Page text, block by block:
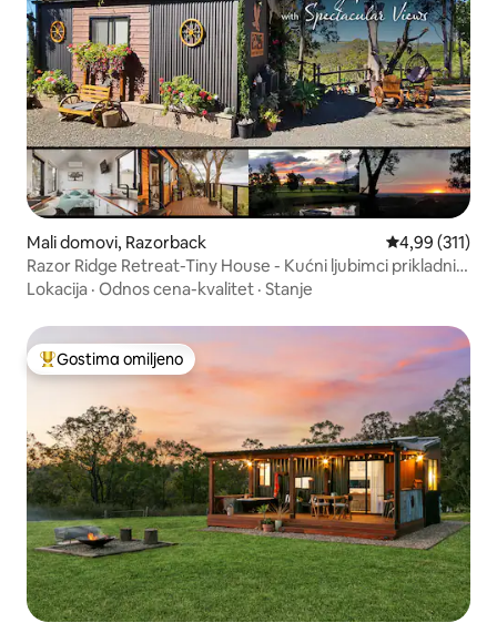
Mali domovi, Razorback Prosečna
4,99 (311)
Razor Ridge Retreat-Tiny House - Kućni ljubimci prikladni
za kućne ljubimce
Lokacija · Odnos cena-kvalitet · Stanje
Najuspešniji među gostima omiljenim
Gostima omiljeno